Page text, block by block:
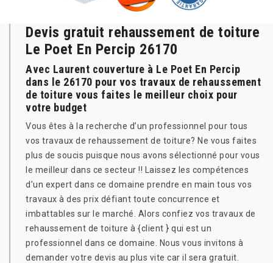
Devis gratuit rehaussement de toiture
Le Poet En Percip 26170
Avec Laurent couverture à Le Poet En Percip
dans le 26170 pour vos travaux de rehaussement
de toiture vous faites le meilleur choix pour
votre budget
Vous êtes à la recherche d’un professionnel pour tous
vos travaux de rehaussement de toiture? Ne vous faites
plus de soucis puisque nous avons sélectionné pour vous
le meilleur dans ce secteur !! Laissez les compétences
d’un expert dans ce domaine prendre en main tous vos
travaux à des prix défiant toute concurrence et
imbattables sur le marché. Alors confiez vos travaux de
rehaussement de toiture à {client } qui est un
professionnel dans ce domaine. Nous vous invitons à
demander votre devis au plus vite car il sera gratuit.